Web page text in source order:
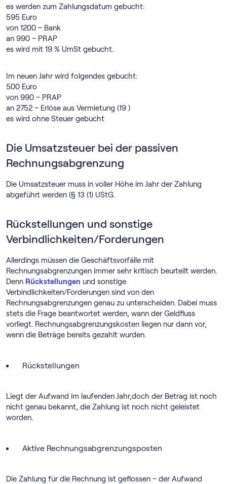
es werden zum Zahlungsdatum gebucht:
595 Euro
von 1200 – Bank
an 990 – PRAP
es wird mit 19 % UmSt gebucht.
Im neuen Jahr wird folgendes gebucht:
500 Euro
von 990 – PRAP
an 2752 – Erlöse aus Vermietung (19 )
es wird ohne Steuer gebucht
Die Umsatzsteuer bei der passiven
Rechnungsabgrenzung
Die Umsatzsteuer muss in voller Höhe im Jahr der Zahlung
abgeführt werden (§ 13 (1) UStG.
Rückstellungen und sonstige
Verbindlichkeiten/Forderungen
Allerdings müssen die Geschäftsvorfälle mit
Rechnungsabgrenzungen immer sehr kritisch beurteilt werden.
Denn Rückstellungen und sonstige
Verbindlichkeiten/Forderungen sind von den
Rechnungsabgrenzungen genau zu unterscheiden. Dabei muss
stets die Frage beantwortet werden, wann der Geldfluss
vorliegt. Rechnungsabgrenzungskosten liegen nur dann vor,
wenn die Beträge bereits gezahlt wurden.
Rückstellungen
Liegt der Aufwand im laufenden Jahr,doch der Betrag ist noch
nicht genau bekannt, die Zahlung ist noch nicht geleistet
worden.
Aktive Rechnungsabgrenzungsposten
Die Zahlung für die Rechnung ist geflossen – der Aufwand